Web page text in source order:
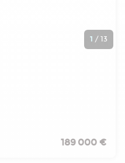
1 / 13
neuf de 71,6 m² à
situé rue Chabrier, dans
ce local offre une
189 000 €